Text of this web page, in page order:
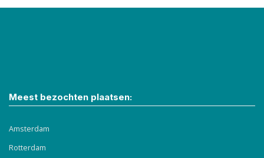
Meest bezochten plaatsen:
Amsterdam
Rotterdam